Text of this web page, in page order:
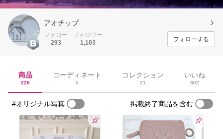
アオチップ
フォロー
293
フォロワー
1,103
フォローする
商品
226
コーディネート
0
コレクション
21
いいね
302
#オリジナル写真 掲載終了商品を含む